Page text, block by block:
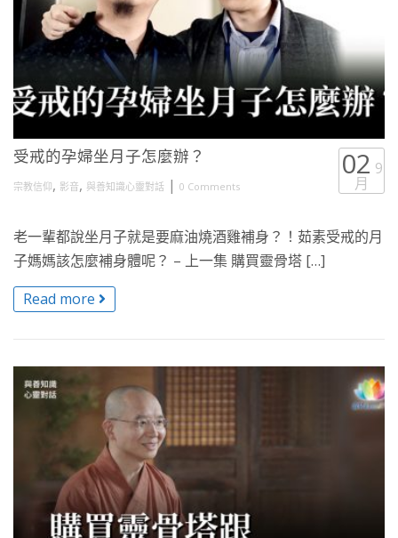
受戒的孕婦坐月子怎麼辦？
宗教信仰, 影音, 與善知識心靈對話 | 0 Comments
02 9
月
老一輩都說坐月子就是要麻油燒酒雞補身？！茹素受戒的月
子媽媽該怎麼補身體呢？ – 上一集 購買靈骨塔 […]
Read more